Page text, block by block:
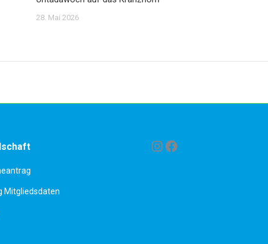
28. Mai 2026
Mitgliedsdaten
Instagram
Facebook